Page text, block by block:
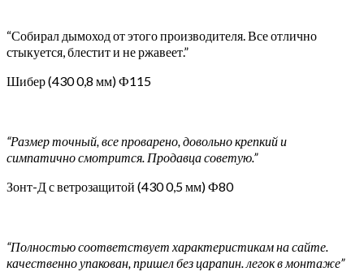
“Собирал дымоход от этого производителя. Все отлично
стыкуется, блестит и не ржавеет.”
Шибер (430 0,8 мм) Ф115
“Размер точный, все проварено, довольно крепкий и
симпатично смотрится. Продавца советую.”
Зонт-Д с ветрозащитой (430 0,5 мм) Ф80
“Полностью соответствует характеристикам на сайте.
качественно упакован, пришел без царапин. легок в монтаже”